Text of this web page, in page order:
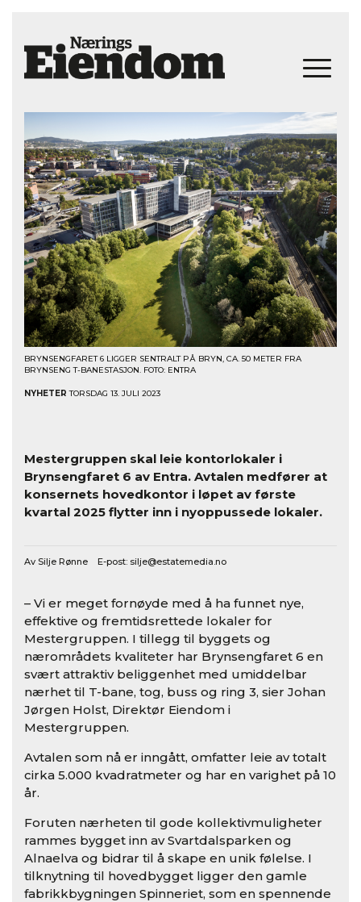
BRYNSENGFARET 6 LIGGER SENTRALT PÅ BRYN, CA. 50 METER FRA
BRYNSENG T-BANESTASJON. FOTO: ENTRA
NYHETER TORSDAG 13. JULI 2023
Mestergruppen skal leie kontorlokaler i
Brynsengfaret 6 av Entra. Avtalen medfører at
konsernets hovedkontor i løpet av første
kvartal 2025 flytter inn i nyoppussede lokaler.
Av Silje Rønne E-post: silje@estatemedia.no
– Vi er meget fornøyde med å ha funnet nye,
effektive og fremtidsrettede lokaler for
Mestergruppen. I tillegg til byggets og
nærområdets kvaliteter har Brynsengfaret 6 en
svært attraktiv beliggenhet med umiddelbar
nærhet til T-bane, tog, buss og ring 3, sier Johan
Jørgen Holst, Direktør Eiendom i
Mestergruppen.
Avtalen som nå er inngått, omfatter leie av totalt
cirka 5.000 kvadratmeter og har en varighet på 10
år.
Foruten nærheten til gode kollektivmuligheter
rammes bygget inn av Svartdalsparken og
Alnaelva og bidrar til å skape en unik følelse. I
tilknytning til hovedbygget ligger den gamle
fabrikkbygningen Spinneriet, som en spennende